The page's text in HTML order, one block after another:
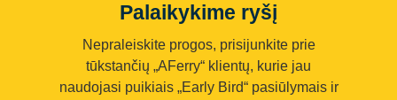
Palaikykime ryšį
Nepraleiskite progos, prisijunkite prie
tūkstančių „AFerry“ klientų, kurie jau
naudojasi puikiais „Early Bird“ pasiūlymais ir